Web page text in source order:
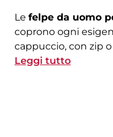
Le felpe da uomo
coprono ogni
cappuccio, con zip
dalla S alla 3XL.
gadget
online e ricevi un
Leggi tutto